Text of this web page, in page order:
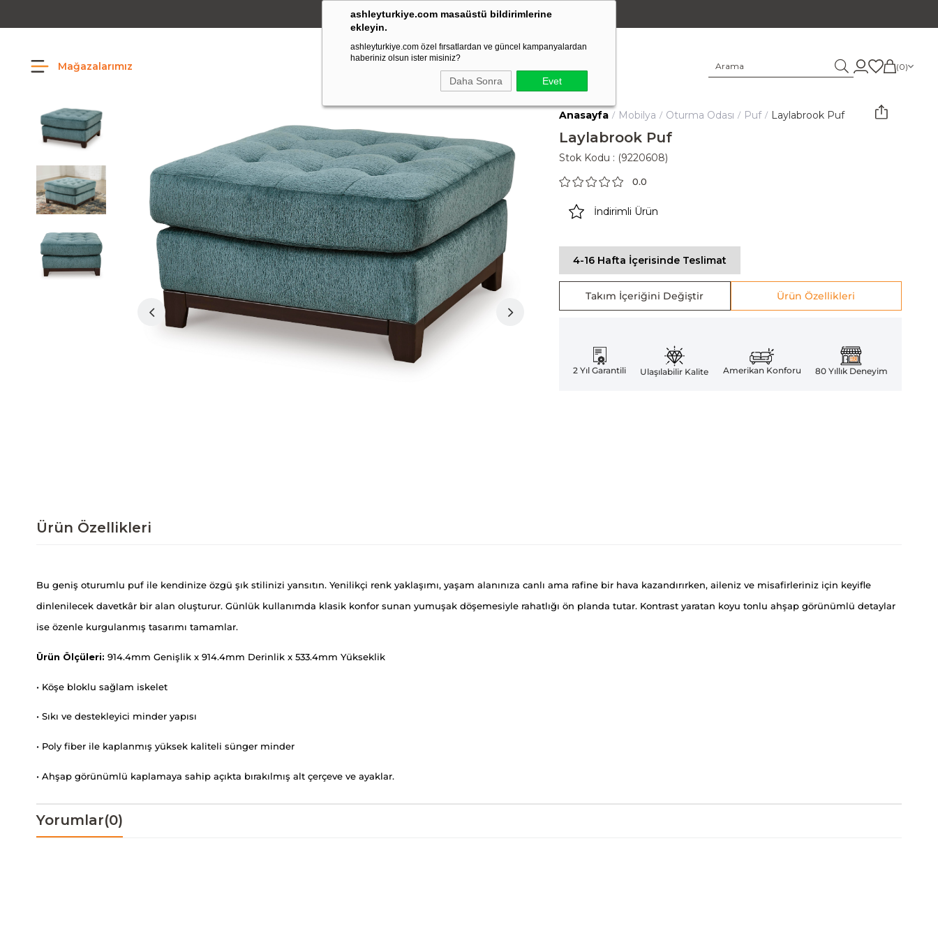
ashleyturkiye.com masaüstü bildirimlerine
ekleyin.
ashleyturkiye.com özel fırsatlardan ve güncel kampanyalardan
haberiniz olsun ister misiniz?
Daha Sonra Evet
Amerikan Stili Ergonomik Tasarım
Mağazalarımız 0
Anasayfa Mobilya Oturma Odası Puf Laylabrook Puf
Laylabrook Puf
Stok Kodu (9220608)
0.0
İndirimli Ürün
4-16 Hafta İçerisinde Teslimat
Takım İçeriğini Değiştir Ürün Özellikleri
2 Yıl Garantili Ulaşılabilir Kalite Amerikan Konforu 80 Yıllık Deneyim
Ürün Özellikleri
Bu geniş oturumlu puf ile kendinize özgü şık stilinizi yansıtın. Yenilikçi renk yaklaşımı, yaşam alanınıza canlı ama rafine bir hava kazandırırken, aileniz ve misafirleriniz için keyifle
dinlenilecek davetkâr bir alan oluşturur. Günlük kullanımda klasik konfor sunan yumuşak döşemesiyle rahatlığı ön planda tutar. Kontrast yaratan koyu tonlu ahşap görünümlü detaylar
ise özenle kurgulanmış tasarımı tamamlar.
Ürün Ölçüleri: 914.4mm Genişlik x 914.4mm Derinlik x 533.4mm Yükseklik
• Köşe bloklu sağlam iskelet
• Sıkı ve destekleyici minder yapısı
• Poly fiber ile kaplanmış yüksek kaliteli sünger minder
• Ahşap görünümlü kaplamaya sahip açıkta bırakılmış alt çerçeve ve ayaklar.
Yorumlar(0)